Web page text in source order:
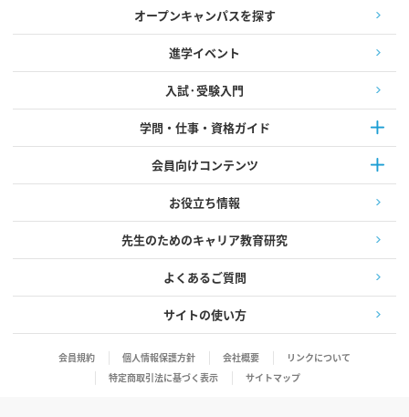
オープンキャンパスを探す
進学イベント
入試·受験入門
学問・仕事・資格ガイド
会員向けコンテンツ
お役立ち情報
先生のためのキャリア教育研究
よくあるご質問
サイトの使い方
会員規約 個人情報保護方針 会社概要
リンクについて
特定商取引法に基づく表示
サイトマップ